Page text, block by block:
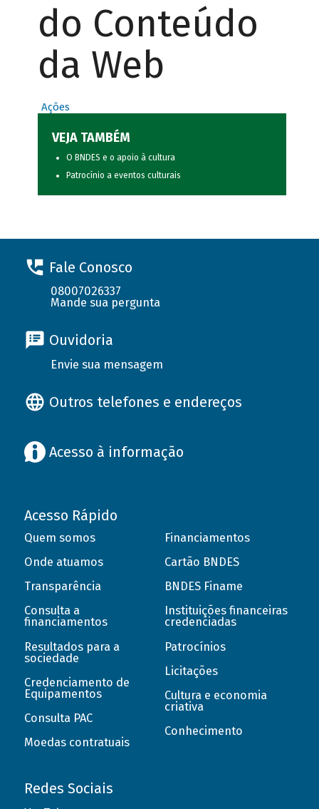
do Conteúdo
da Web
Ações
VEJA TAMBÉM
O BNDES e o apoio à cultura
Patrocínio a eventos culturais
Fale Conosco
08007026337
Mande sua pergunta
Ouvidoria
Envie sua mensagem
Outros telefones e endereços
Acesso à informação
Acesso Rápido
Quem somos
Onde atuamos
Transparência
Consulta a
financiamentos
Resultados para a
sociedade
Credenciamento de
Equipamentos
Consulta PAC
Moedas contratuais
Financiamentos
Cartão BNDES
BNDES Finame
Instituições financeiras
credenciadas
Patrocínios
Licitações
Cultura e economia
criativa
Conhecimento
Redes Sociais